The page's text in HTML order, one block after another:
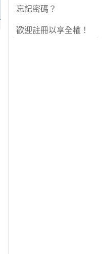
忘記密碼？
歡迎註冊以享全權！